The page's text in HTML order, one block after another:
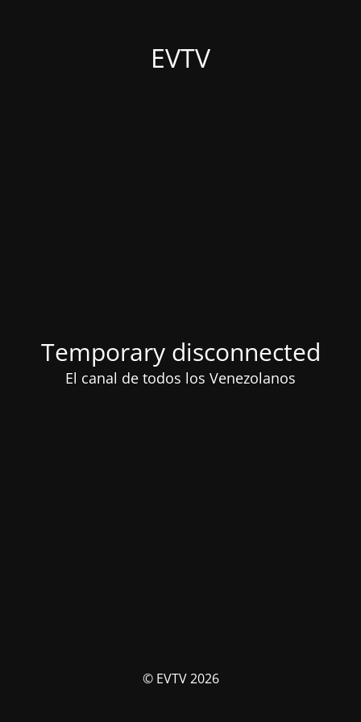
EVTV
Temporary disconnected
El canal de todos los Venezolanos
© EVTV 2026